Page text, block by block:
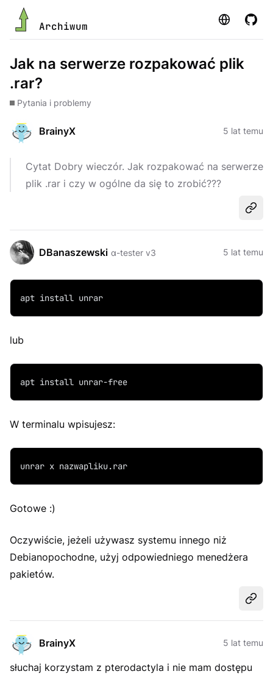
Archiwum Strona
Jak na serwerze rozpakować plik
.rar?
Pytania i problemy
BrainyX 5 lat temu
Cytat Dobry wieczór. Jak rozpakować na serwerze
plik .rar i czy w ogólne da się to zrobić???
DBanaszewski α-tester v3 5 lat temu
apt install unrar
lub
apt install unrar-free
W terminalu wpisujesz:
unrar x nazwapliku.rar
Gotowe :)
Oczywiście, jeżeli używasz systemu innego niż
Debianopochodne, użyj odpowiedniego menedżera
pakietów.
BrainyX 5 lat temu
słuchaj korzystam z pterodactyla i nie mam dostępu